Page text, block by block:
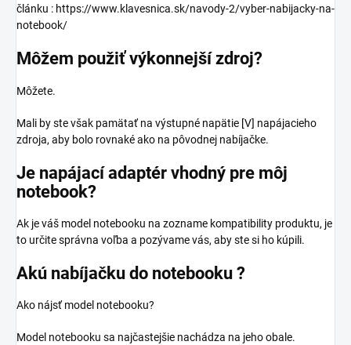
článku : https://www.klavesnica.sk/navody-2/vyber-nabijacky-na-
notebook/
Môžem použiť výkonnejší zdroj?
Môžete.
Mali by ste však pamätať na výstupné napätie [V] napájacieho
zdroja, aby bolo rovnaké ako na pôvodnej nabíjačke.
Je napájací adaptér vhodný pre môj
notebook?
Ak je váš model notebooku na zozname kompatibility produktu, je
to určite správna voľba a pozývame vás, aby ste si ho kúpili.
Akú nabíjačku do notebooku ?
Ako nájsť model notebooku?
Model notebooku sa najčastejšie nachádza na jeho obale.